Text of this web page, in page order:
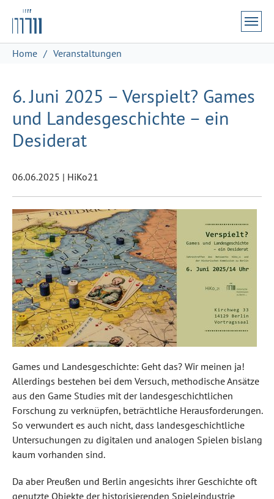
Zum Hauptinhalt springen
Skip to page footer
Sie sind hier:
Home Veranstaltungen
6. Juni 2025 – Verspielt? Games
und Landesgeschichte – ein
Desiderat
06.06.2025 | HiKo21
Games und Landesgeschichte: Geht das? Wir meinen ja!
Allerdings bestehen bei dem Versuch, methodische Ansätze
aus den Game Studies mit der landesgeschichtlichen
Forschung zu verknüpfen, beträchtliche Herausforderungen.
So verwundert es auch nicht, dass landesgeschichtliche
Untersuchungen zu digitalen und analogen Spielen bislang
kaum vorhanden sind.
Da aber Preußen und Berlin angesichts ihrer Geschichte oft
genutzte Objekte der historisierenden Spieleindustrie